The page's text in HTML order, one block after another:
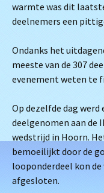
warmte was dit
deelnemers een
Ondanks het
meeste van de 307
evenement weten te
Op dezelfde dag
deelgenomen aan de
wedstrijd in Hoorn.
bemoeilijkt door de
looponderdeel kon
afgesloten.